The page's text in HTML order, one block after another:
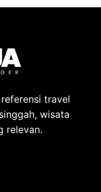
travel
wisata
relevan.